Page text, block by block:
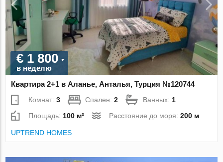
€ 1 800
в неделю
Квартира 2+1 в Аланье, Анталья, Турция №120744
Комнат:3 Спален:2 Ванных: 1
Площадь: 100 м² Расстояние до моря:200 м
UPTREND HOMES